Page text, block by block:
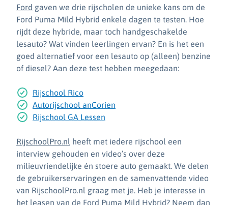
Ford gaven we drie rijscholen de unieke kans om de
Ford Puma Mild Hybrid enkele dagen te testen. Hoe
rijdt deze hybride, maar toch handgeschakelde
lesauto? Wat vinden leerlingen ervan? En is het een
goed alternatief voor een lesauto op (alleen) benzine
of diesel? Aan deze test hebben meegedaan:
Rijschool Rico
Autorijschool anCorien
Rijschool GA Lessen
RijschoolPro.nl heeft met iedere rijschool een
interview gehouden en video’s over deze
milieuvriendelijke én stoere auto gemaakt. We delen
de gebruikerservaringen en de samenvattende video
van RijschoolPro.nl graag met je. Heb je interesse in
het leasen van de Ford Puma Mild Hybrid? Neem dan